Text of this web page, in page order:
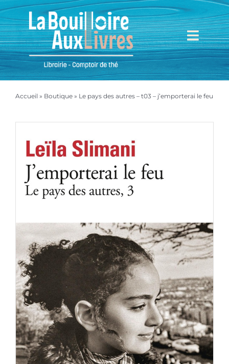
Passer
au
contenu
Accueil
Mieux nous connaître
Accueil » Boutique» Le pays des autres – t03 – j’emporterai le feu